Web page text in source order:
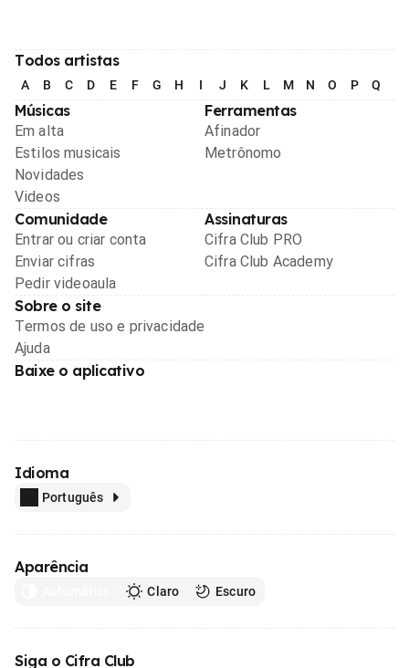
Todos artistas
A B C D E F G H I J K L M N O P Q
Músicas
Em alta
Estilos musicais
Novidades
Videos
Ferramentas
Afinador
Metrônomo
Comunidade
Entrar ou criar conta
Enviar cifras
Pedir videoaula
Assinaturas
Cifra Club PRO
Cifra Club Academy
Sobre o site
Termos de uso e privacidade
Ajuda
Baixe o aplicativo
Idioma
Português
Aparência
Claro Escuro
Siga o Cifra Club